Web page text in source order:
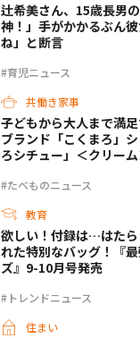
#育児ニュース
辻希美さん、15歳長男
神！」手がかかるぶん
ね」と断言
共働き家事
#たべものニュース
子どもから大人まで満
ブランド「こくまろ」
ろシチュー」＜クリー
教育
#トレンドニュース
欲しい！付録は…はた
れた特別なバッグ！『
ズ』9-10月号発売
住まい